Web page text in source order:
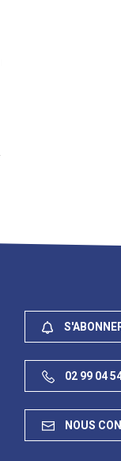
02 99 04
NOUS